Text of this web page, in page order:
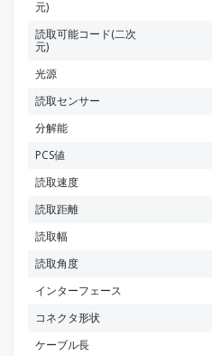
元)
読取可能コード(二次
元)
光源
読取センサー
分解能
PCS値
読取速度
読取距離
読取幅
読取角度
インターフェース
コネクタ形状
ケーブル長